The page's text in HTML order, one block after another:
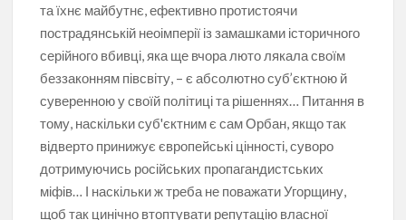
та їхнє майбутнє, ефективно протистоячи
пострадянській неоімперії із замашками історичного
серійного вбивці, яка ще вчора люто лякала своїм
беззаконням півсвіту, – є абсолютно суб’єктною й
суверенною у своїй політиці та рішеннях… Питання в
тому, наскільки суб'єктним є сам Орбан, якщо так
відверто принижує європейські цінності, суворо
дотримуючись російських пропагандистських
міфів… І наскільки ж треба не поважати Угорщину,
щоб так цинічно втоптувати репутацію власної